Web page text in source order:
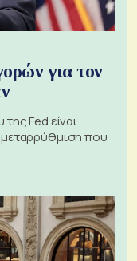
για τον
Fed είναι
που